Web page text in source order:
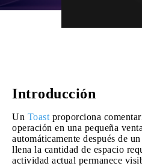
Introducción
Un Toast proporciona
operación en una pequeña
automáticamente después de
llena la cantidad de espacio
actividad actual permanece